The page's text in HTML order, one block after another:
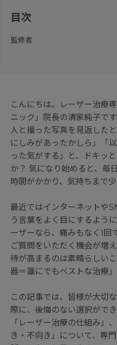
目次
監修者
こんにちは。レーザー治療
ニック」院長の清家純子で
人と撮った写真を見返した
にしみがあったかしら」「
った気がする」と、ドキッ
か？ 気になり始めると、毎
時間がかかり、気持ちまで
最近ではインターネットや
う言葉をよく目にするよう
ーザーなら、痛みもなく1回
ご質問をいただく機会が増
待が高まるのは素晴らしい
器＝誰にでもベストな治療
この記事では、皆様が大切
際に、後悔のない選択がで
「レーザー治療の仕組み」
き・不向き」について、専